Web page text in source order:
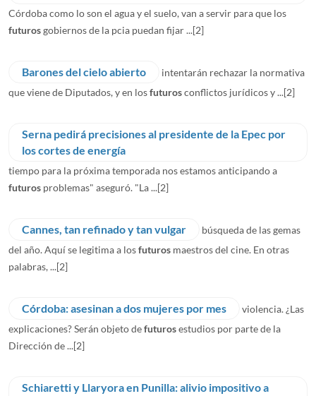
Córdoba como lo son el agua y el suelo, van a servir para que los
futurosgobiernos de la pcia puedan fijar ...[2]
Barones del cielo abierto
intentarán rechazar la normativa
que viene de Diputados, y en losfuturosconflictos jurídicos y ...[2]
Serna pedirá precisiones al presidente de la Epec por
los cortes de energía
tiempo para la próxima temporada nos estamos anticipando a
futuros problemas" aseguró. "La ...[2]
Cannes, tan refinado y tan vulgar
búsqueda de las gemas
del año. Aquí se legitima a losfuturos maestros del cine. En otras
palabras, ...[2]
Córdoba: asesinan a dos mujeres por mes
violencia. ¿Las
explicaciones? Serán objeto defuturosestudios por parte de la
Dirección de ...[2]
Schiaretti y Llaryora en Punilla: alivio impositivo a